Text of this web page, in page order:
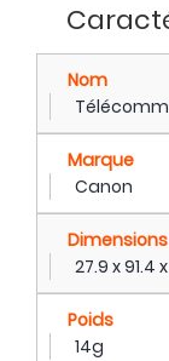
Nom
Marque
Canon
Dimensions
27.9 x 91.4
Poids
14g